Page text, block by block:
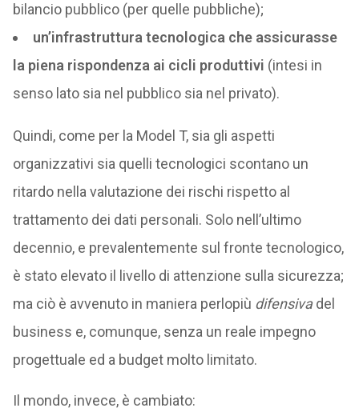
bilancio pubblico (per quelle pubbliche);
un’infrastruttura tecnologica che assicurasse
la piena rispondenza ai cicli produttivi (intesi in
senso lato sia nel pubblico sia nel privato).
Quindi, come per la Model T, sia gli aspetti
organizzativi sia quelli tecnologici scontano un
ritardo nella valutazione dei rischi rispetto al
trattamento dei dati personali. Solo nell’ultimo
decennio, e prevalentemente sul fronte tecnologico,
è stato elevato il livello di attenzione sulla sicurezza;
ma ciò è avvenuto in maniera perlopiù difensivadel
business e, comunque, senza un reale impegno
progettuale ed a budget molto limitato.
Il mondo, invece, è cambiato: